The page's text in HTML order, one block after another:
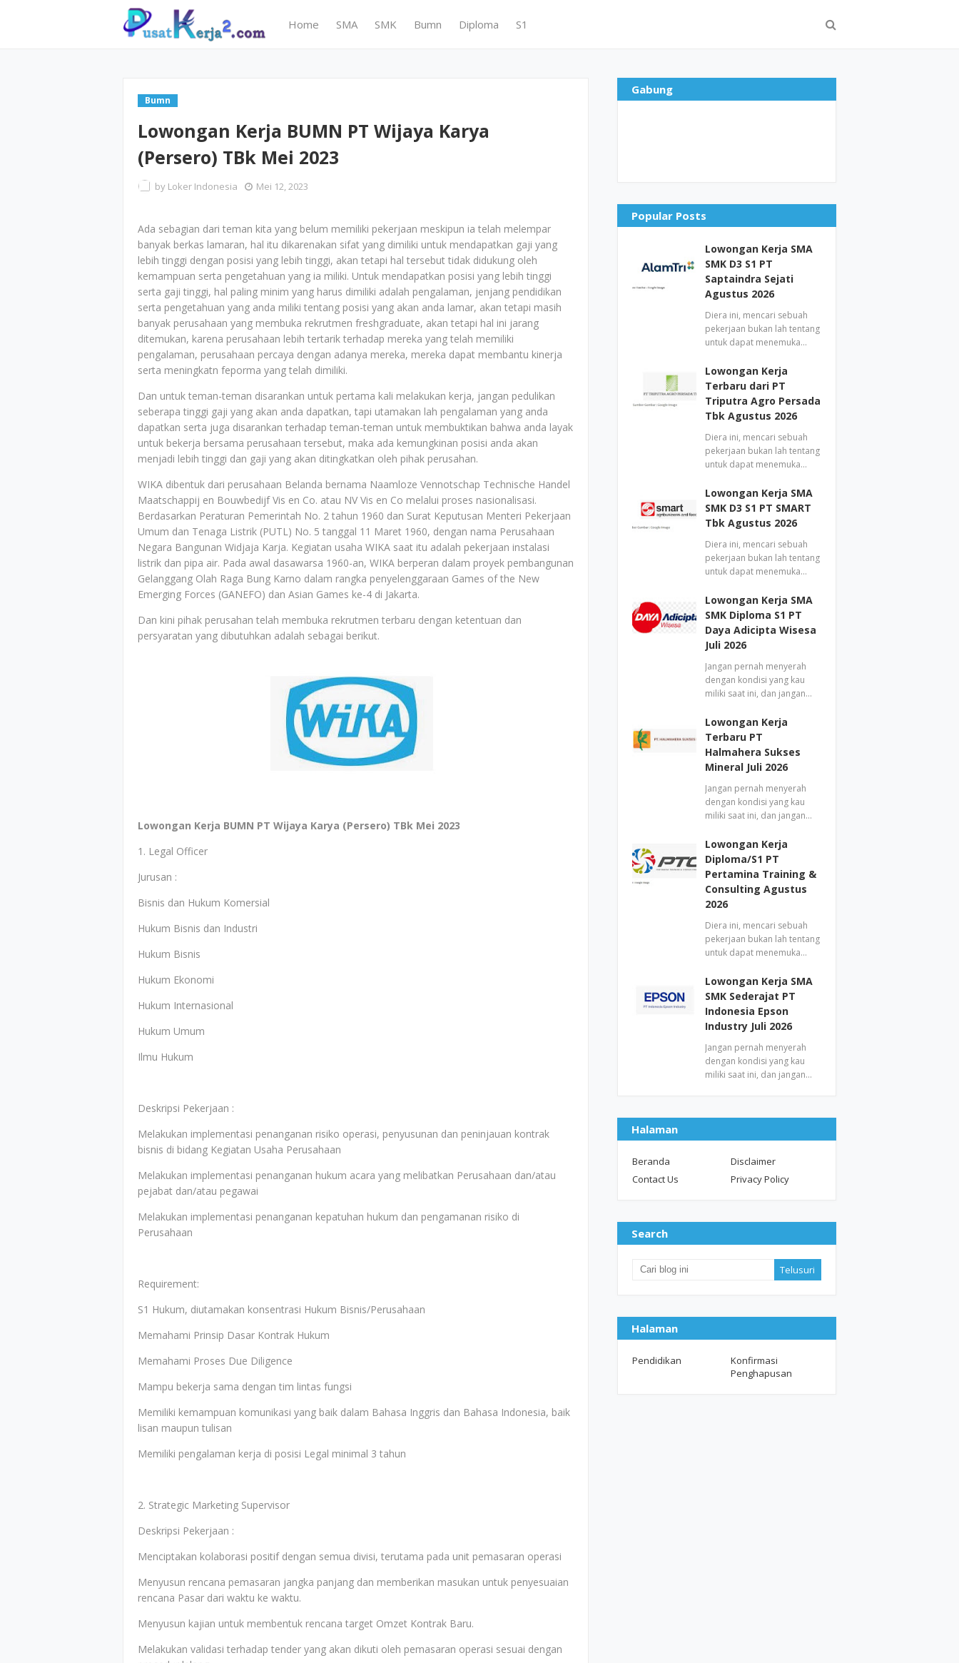
Home SMA SMK Bumn Diploma S1
Bumn
Lowongan Kerja BUMN PT Wijaya Karya
(Persero) TBk Mei 2023
by Loker Indonesia Mei 12, 2023
Ada sebagian dari teman kita yang belum memiliki pekerjaan meskipun ia telah melempar
banyak berkas lamaran, hal itu dikarenakan sifat yang dimiliki untuk mendapatkan gaji yang
lebih tinggi dengan posisi yang lebih tinggi, akan tetapi hal tersebut tidak didukung oleh
kemampuan serta pengetahuan yang ia miliki. Untuk mendapatkan posisi yang lebih tinggi
serta gaji tinggi, hal paling minim yang harus dimiliki adalah pengalaman, jenjang pendidikan
serta pengetahuan yang anda miliki tentang posisi yang akan anda lamar, akan tetapi masih
banyak perusahaan yang membuka rekrutmen freshgraduate, akan tetapi hal ini jarang
ditemukan, karena perusahaan lebih tertarik terhadap mereka yang telah memiliki
pengalaman, perusahaan percaya dengan adanya mereka, mereka dapat membantu kinerja
serta meningkatn feporma yang telah dimiliki.
Dan untuk teman-teman disarankan untuk pertama kali melakukan kerja, jangan pedulikan
seberapa tinggi gaji yang akan anda dapatkan, tapi utamakan lah pengalaman yang anda
dapatkan serta juga disarankan terhadap teman-teman untuk membuktikan bahwa anda layak
untuk bekerja bersama perusahaan tersebut, maka ada kemungkinan posisi anda akan
menjadi lebih tinggi dan gaji yang akan ditingkatkan oleh pihak perusahan.
WIKA dibentuk dari perusahaan Belanda bernama Naamloze Vennotschap Technische Handel
Maatschappij en Bouwbedijf Vis en Co. atau NV Vis en Co melalui proses nasionalisasi.
Berdasarkan Peraturan Pemerintah No. 2 tahun 1960 dan Surat Keputusan Menteri Pekerjaan
Umum dan Tenaga Listrik (PUTL) No. 5 tanggal 11 Maret 1960, dengan nama Perusahaan
Negara Bangunan Widjaja Karja. Kegiatan usaha WIKA saat itu adalah pekerjaan instalasi
listrik dan pipa air. Pada awal dasawarsa 1960-an, WIKA berperan dalam proyek pembangunan
Gelanggang Olah Raga Bung Karno dalam rangka penyelenggaraan Games of the New
Emerging Forces (GANEFO) dan Asian Games ke-4 di Jakarta.
Dan kini pihak perusahan telah membuka rekrutmen terbaru dengan ketentuan dan
persyaratan yang dibutuhkan adalah sebagai berikut.
Lowongan Kerja BUMN PT Wijaya Karya (Persero) TBk Mei 2023
1. Legal Officer
Jurusan :
Bisnis dan Hukum Komersial
Hukum Bisnis dan Industri
Hukum Bisnis
Hukum Ekonomi
Hukum Internasional
Hukum Umum
Ilmu Hukum
Deskripsi Pekerjaan :
Melakukan implementasi penanganan risiko operasi, penyusunan dan peninjauan kontrak
bisnis di bidang Kegiatan Usaha Perusahaan
Melakukan implementasi penanganan hukum acara yang melibatkan Perusahaan dan/atau
pejabat dan/atau pegawai
Melakukan implementasi penanganan kepatuhan hukum dan pengamanan risiko di
Perusahaan
Requirement:
S1 Hukum, diutamakan konsentrasi Hukum Bisnis/Perusahaan
Memahami Prinsip Dasar Kontrak Hukum
Memahami Proses Due Diligence
Mampu bekerja sama dengan tim lintas fungsi
Memiliki kemampuan komunikasi yang baik dalam Bahasa Inggris dan Bahasa Indonesia, baik
lisan maupun tulisan
Memiliki pengalaman kerja di posisi Legal minimal 3 tahun
2. Strategic Marketing Supervisor
Deskripsi Pekerjaan :
Menciptakan kolaborasi positif dengan semua divisi, terutama pada unit pemasaran operasi
Menyusun rencana pemasaran jangka panjang dan memberikan masukan untuk penyesuaian
rencana Pasar dari waktu ke waktu.
Menyusun kajian untuk membentuk rencana target Omzet Kontrak Baru.
Melakukan validasi terhadap tender yang akan dikuti oleh pemasaran operasi sesuai dengan
Gabung
Popular Posts
Lowongan Kerja SMA
SMK D3 S1 PT
Saptaindra Sejati
Agustus 2026
Diera ini, mencari sebuah
pekerjaan bukan lah tentang
untuk dapat menemuka…
Lowongan Kerja
Terbaru dari PT
Triputra Agro Persada
Tbk Agustus 2026
Diera ini, mencari sebuah
pekerjaan bukan lah tentang
untuk dapat menemuka…
Lowongan Kerja SMA
SMK D3 S1 PT SMART
Tbk Agustus 2026
Diera ini, mencari sebuah
pekerjaan bukan lah tentang
untuk dapat menemuka…
Lowongan Kerja SMA
SMK Diploma S1 PT
Daya Adicipta Wisesa
Juli 2026
Jangan pernah menyerah
dengan kondisi yang kau
miliki saat ini, dan jangan…
Lowongan Kerja
Terbaru PT
Halmahera Sukses
Mineral Juli 2026
Jangan pernah menyerah
dengan kondisi yang kau
miliki saat ini, dan jangan…
Lowongan Kerja
Diploma/S1 PT
Pertamina Training &
Consulting Agustus
2026
Diera ini, mencari sebuah
pekerjaan bukan lah tentang
untuk dapat menemuka…
Lowongan Kerja SMA
SMK Sederajat PT
Indonesia Epson
Industry Juli 2026
Jangan pernah menyerah
dengan kondisi yang kau
miliki saat ini, dan jangan…
Halaman
Beranda
Disclaimer
Contact Us
Privacy Policy
Search
Halaman
Pendidikan
Konfirmasi
Penghapusan